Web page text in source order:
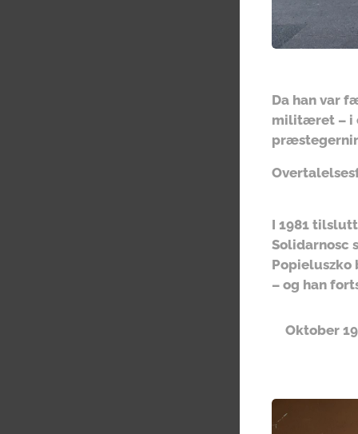
Da han var
militæret – i
I 1981
Solidarnosc
Popieluszko
– og han
Oktober